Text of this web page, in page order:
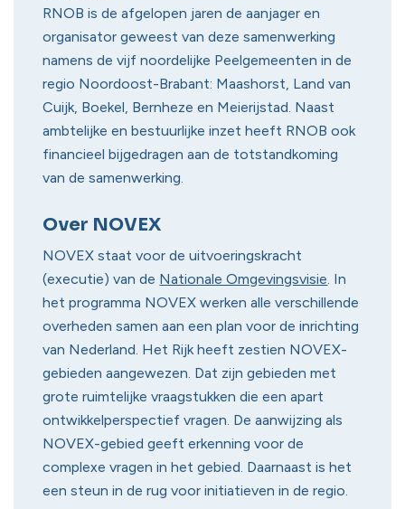
RNOB is de afgelopen jaren de aanjager en
organisator geweest van deze samenwerking
namens de vijf noordelijke Peelgemeenten in de
regio Noordoost-Brabant: Maashorst, Land van
Cuijk, Boekel, Bernheze en Meierijstad. Naast
ambtelijke en bestuurlijke inzet heeft RNOB ook
financieel bijgedragen aan de totstandkoming
van de samenwerking.
Over NOVEX
NOVEX staat voor de uitvoeringskracht
(executie) van de Nationale Omgevingsvisie. In
het programma NOVEX werken alle verschillende
overheden samen aan een plan voor de inrichting
van Nederland. Het Rijk heeft zestien NOVEX-
gebieden aangewezen. Dat zijn gebieden met
grote ruimtelijke vraagstukken die een apart
ontwikkelperspectief vragen. De aanwijzing als
NOVEX-gebied geeft erkenning voor de
complexe vragen in het gebied. Daarnaast is het
een steun in de rug voor initiatieven in de regio.